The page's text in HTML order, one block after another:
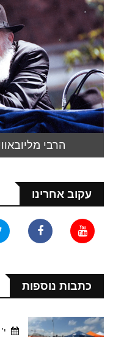
הרבי
עקוב אחרינו
כתבות נוספות